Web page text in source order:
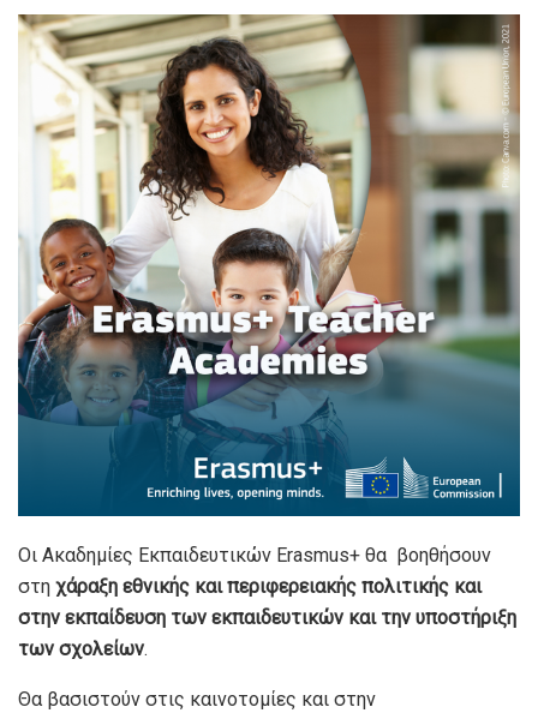
Οι Ακαδημίες Εκπαιδευτικών Erasmus+ θα βοηθήσουν
στη χάραξη εθνικής και περιφερειακής πολιτικής και
στην εκπαίδευση των εκπαιδευτικών και την υποστήριξη
των σχολείων.
Θα βασιστούν στις καινοτομίες και στην